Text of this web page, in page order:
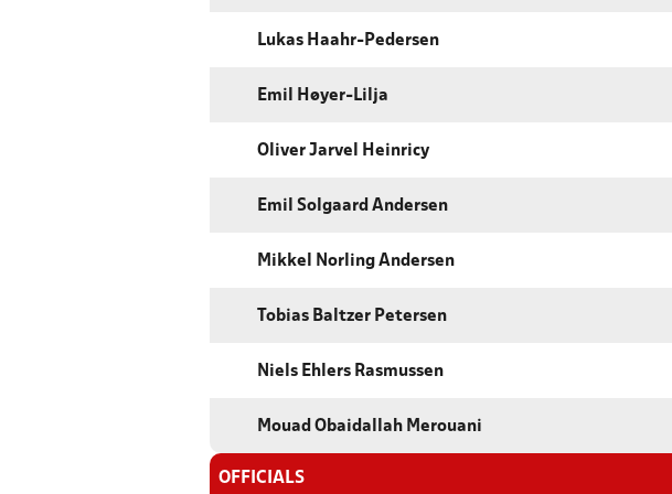
Lukas Haahr-Pedersen
Emil Høyer-Lilja
Oliver Jarvel Heinricy
Emil Solgaard Andersen
Mikkel Norling Andersen
Tobias Baltzer Petersen
Niels Ehlers Rasmussen
Mouad Obaidallah Merouani
OFFICIALS